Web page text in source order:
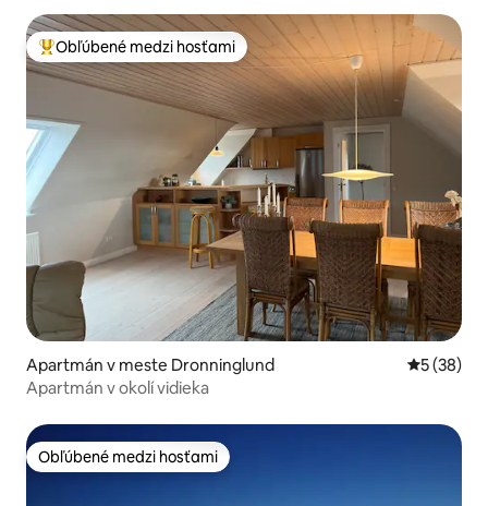
Najobľúbenejšie medzi hosťami
Obľúbené medzi hosťami
Apartmán v meste Dronninglund
5 (38)
Apartmán v okolí vidieka
Obľúbené medzi hosťami
Obľúbené medzi hosťami